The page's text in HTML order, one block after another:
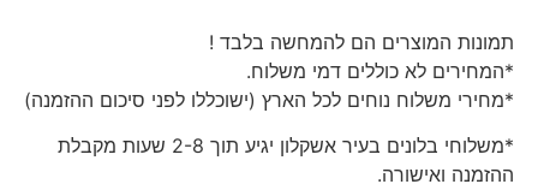
תמונות המוצרים הם להמחשה בלבד !
*המחירים לא כוללים דמי משלוח.
*מחירי משלוח נוחים לכל הארץ (ישוכללו לפני סיכום ההזמנה)
*משלוחי בלונים בעיר אשקלון יגיע תוך 2-8 שעות מקבלת
ההזמנה ואישורה.